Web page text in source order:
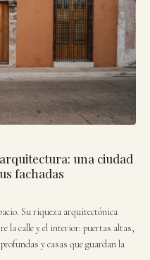
una ciudad
fachadas
Su riqueza arquitectónica
la calle y el interior: puertas altas,
y casas que guardan la